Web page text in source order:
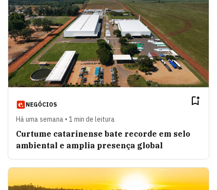
NEGÓCIOS
Há uma semana • 1 min de leitura
Curtume catarinense bate recorde em selo
ambiental e amplia presença global